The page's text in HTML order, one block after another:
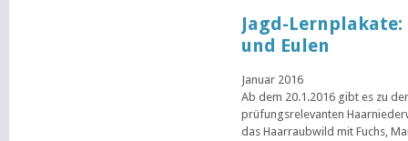
Jagd-
und Eulen
Januar 2016
Ab dem 20.1.2016 gibt es zu
prüfungsrelevanten
das Haarraubwild mit Fuchs,